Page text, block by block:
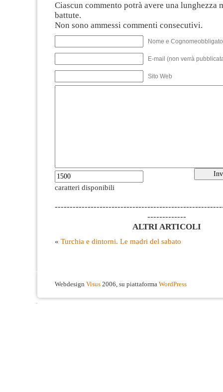
Ciascun commento potrà avere una lunghezza
battute.
Non sono ammessi commenti consecutivi.
Nome e
E-mail (non verrà
Sito Web
caratteri disponibili
-------------
ALTRI ARTICOLI
« Turchia e dintorni. Le madri del sabato
Webdesign Visus 2006, su piattaforma WordPress